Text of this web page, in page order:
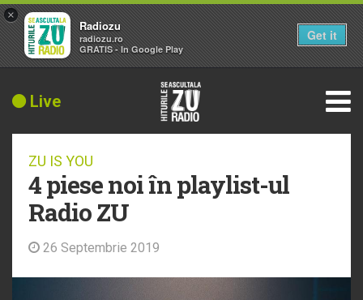
Live
ZU IS YOU
4 piese noi în playlist-ul
Radio ZU
26 Septembrie 2019
×
Radiozu
radiozu.ro
GRATIS - In Google Play
Get it